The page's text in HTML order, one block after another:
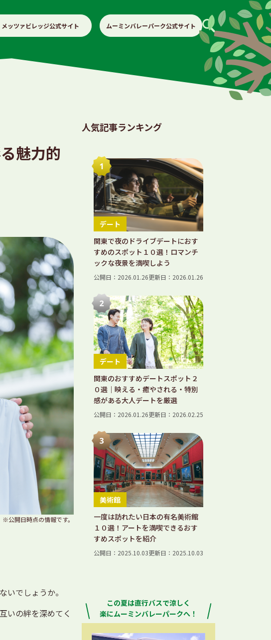
メッツァビレッジ公式サイト ムーミンバレーパーク公式サイト
魅力的
※公開日時点の情報です。
いでしょうか。
いの絆を深めてく
人気記事ランキング
デート
関東で夜のドライブデートにおす
すめのスポット１０選！ロマンチ
ックな夜景を満喫しよう
公開日：2026.01.26更新日：2026.01.26
デート
関東のおすすめデートスポット２
０選｜映える・癒やされる・特別
感がある大人デートを厳選
公開日：2026.01.26更新日：2026.02.25
美術館
一度は訪れたい日本の有名美術館
１０選！アートを満喫できるおす
すめスポットを紹介
公開日：2025.10.03更新日：2025.10.03
この夏は直行バスで涼しく
楽にムーミンバレーパークへ！